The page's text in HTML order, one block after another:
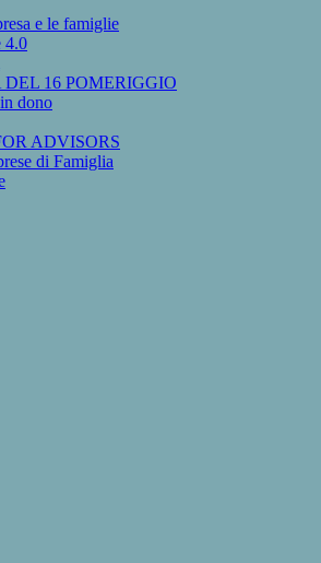
e le famiglie
4.0
16 POMERIGGIO
dono
ADVISORS
di Famiglia